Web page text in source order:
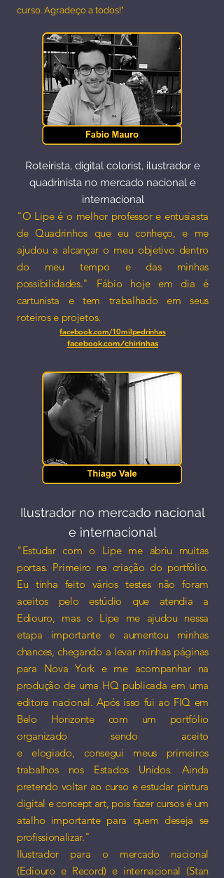
curso. Agradeço a todos!"
Roteirista, digital colorist, ilustrador e
quadrinista no mercado nacional e
internacional​
"O Lipe é o melhor professor e entusiasta
de Quadrinhos que eu conheço, e me
ajudou a alcançar o meu objetivo dentro
do meu tempo e das minhas
possibilidades." Fábio hoje em dia é
cartunista e tem trabalhado em seus
roteiros e projetos.
facebook.com/10milpedrinhas
facebook.com/chirinhas
Ilustrador no mercado nacional
e internacional​
"Estudar com o Lipe me abriu muitas
portas. Primeiro na criação do portfólio.
Eu tinha feito vários testes não foram
aceitos pelo estúdio que atendia a
Ediouro, mas o Lipe me ajudou nessa
etapa importante e aumentou minhas
chances, chegando a levar minhas páginas
para Nova York e me acompanhar na
produção de uma HQ publicada em uma
editora nacional. Após isso fui ao FIQ em
Belo Horizonte com um portfólio
organizado sendo aceito
e elogiado, consegui meus primeiros
trabalhos nos Estados Unidos. Ainda
pretendo voltar ao curso e estudar pintura
digital e concept art, pois fazer cursos é um
atalho importante para quem deseja se
profissionalizar."
Ilustrador para o mercado nacional
(Ediouro e Record) e internacional (Stan